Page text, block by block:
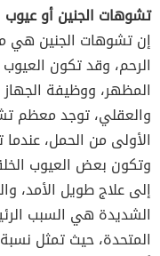
تشوهات الجنين أو عيوب
إن تشوهات الجنين هي
الرحم، وقد تكون
المظهر، ووظيفة الجهاز
والعقلي، توجد معظم
الأولى من الحمل،
وتكون بعض العيوب
إلى علاج طويل الأمد،
الشديدة هي السبب
المتحدة، حيث تمثل نسبة 20% من الوفيات.